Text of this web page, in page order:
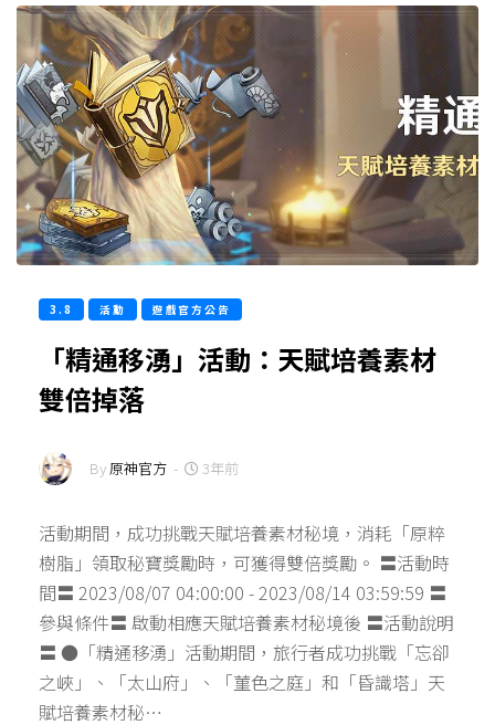
3.8 活動 遊戲官方公告
「精通移湧」活動：天賦培養素材
雙倍掉落
By原神官方 - 3年前
活動期間，成功挑戰天賦培養素材秘境，消耗「原粹
樹脂」領取秘寶獎勵時，可獲得雙倍獎勵。 〓活動時
間〓 2023/08/07 04:00:00 - 2023/08/14 03:59:59 〓
參與條件〓 啟動相應天賦培養素材秘境後 〓活動說明
〓 ●「精通移湧」活動期間，旅行者成功挑戰「忘卻
之峽」、「太山府」、「菫色之庭」和「昏識塔」天
賦培養素材秘…